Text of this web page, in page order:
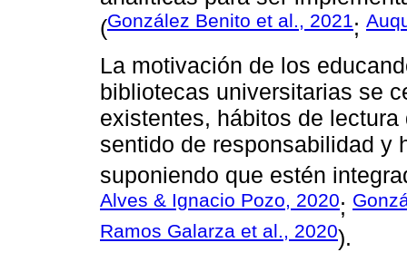
(González Benito et al., 2021;
La motivación de los
bibliotecas universitarias se
existentes, hábitos de
sentido de responsabilidad y
suponiendo que estén
Alves & Ignacio Pozo, 2020;
Ramos Galarza et al., 2020).